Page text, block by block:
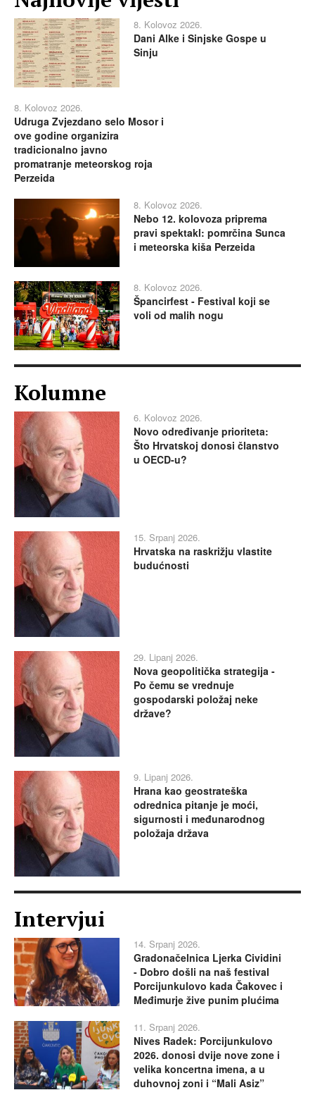
8. Kolovoz 2026.
Dani Alke i Sinjske Gospe u
Sinju
8. Kolovoz 2026.
Udruga Zvjezdano selo Mosor i
ove godine organizira
tradicionalno javno
promatranje meteorskog roja
Perzeida
8. Kolovoz 2026.
Nebo 12. kolovoza priprema
pravi spektakl: pomrčina Sunca
i meteorska kiša Perzeida
8. Kolovoz 2026.
Špancirfest - Festival koji se
voli od malih nogu
Kolumne
6. Kolovoz 2026.
Novo određivanje prioriteta:
Što Hrvatskoj donosi članstvo
u OECD-u?
15. Srpanj 2026.
Hrvatska na raskrižju vlastite
budućnosti
29. Lipanj 2026.
Nova geopolitička strategija -
Po čemu se vrednuje
gospodarski položaj neke
države?
9. Lipanj 2026.
Hrana kao geostrateška
odrednica pitanje je moći,
sigurnosti i međunarodnog
položaja država
Intervjui
14. Srpanj 2026.
Gradonačelnica Ljerka Cividini
- Dobro došli na naš festival
Porcijunkulovo kada Čakovec i
Međimurje žive punim plućima
11. Srpanj 2026.
Nives Radek: Porcijunkulovo
2026. donosi dvije nove zone i
velika koncertna imena, a u
duhovnoj zoni i “Mali Asiz”